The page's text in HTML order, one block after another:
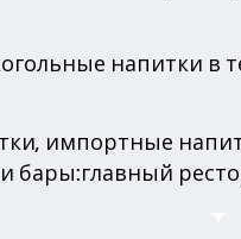
напитки в
импортные
бары:главный